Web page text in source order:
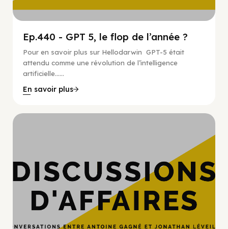
Ep.440 - GPT 5, le flop de l’année ?
Pour en savoir plus sur Hellodarwin GPT-5 était
attendu comme une révolution de l’intelligence
artificielle…...
En savoir plus